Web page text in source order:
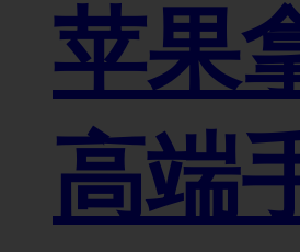
苹果
高端